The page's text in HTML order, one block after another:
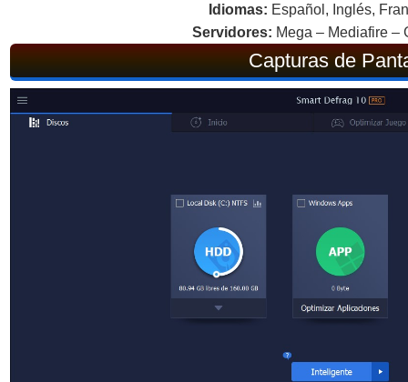
Idiomas: Español, Inglés,
Servidores: Mega – Mediafire –
Capturas de